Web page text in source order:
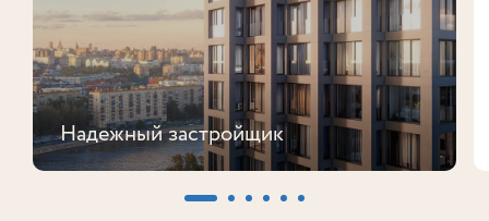
Надежный застройщик